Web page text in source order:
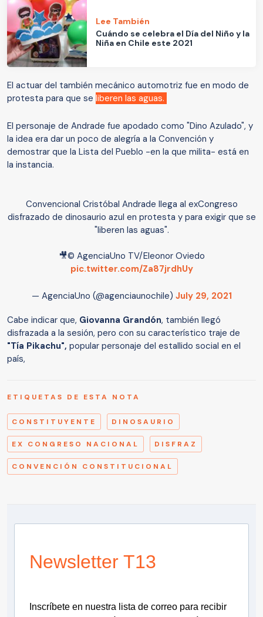
Lee También
Cuándo se celebra el Día del Niño y la
Niña en Chile este 2021
El actuar del también mecánico automotriz fue en modo de
protesta para que se liberen las aguas.
El personaje de Andrade fue apodado como "Dino Azulado", y
la idea era dar un poco de alegría a la Convención y
demostrar que la Lista del Pueblo -en la que milita- está en
la instancia.
Convencional Cristóbal Andrade llega al exCongreso
disfrazado de dinosaurio azul en protesta y para exigir que se
"liberen las aguas".
🎥© AgenciaUno TV/Eleonor Oviedo
pic.twitter.com/Za87jrdhUy
— AgenciaUno (@agenciaunochile) July 29, 2021
Cabe indicar que, Giovanna Grandón, también llegó
disfrazada a la sesión, pero con su característico traje de
"Tía Pikachu", popular personaje del estallido social en el
país,
ETIQUETAS DE ESTA NOTA
CONSTITUYENTE DINOSAURIO
EX CONGRESO NACIONAL DISFRAZ
CONVENCIÓN CONSTITUCIONAL
Newsletter T13
Inscríbete en nuestra lista de correo para recibir